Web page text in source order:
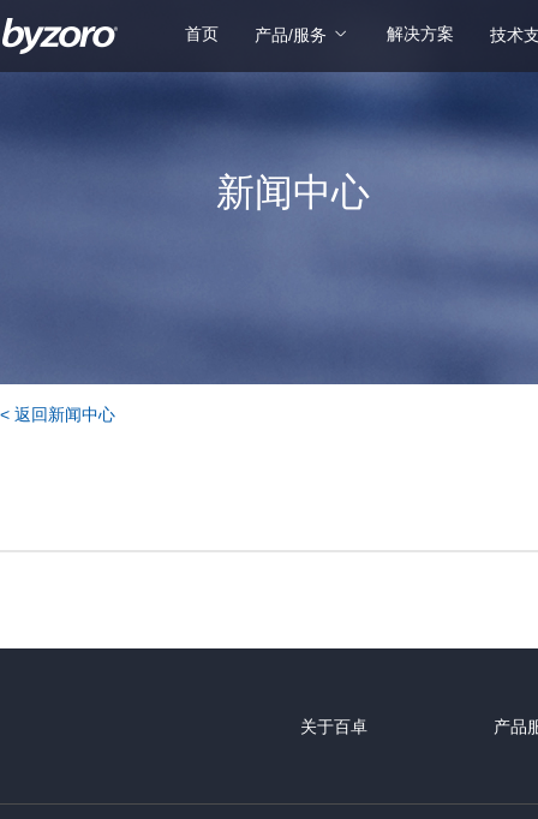
首页 产品/服务 解决方案 技术
新闻中心
< 返回新闻中心
关于百卓 产品